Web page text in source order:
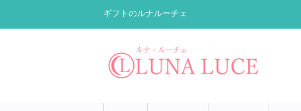
ギフトのルナルーチェ